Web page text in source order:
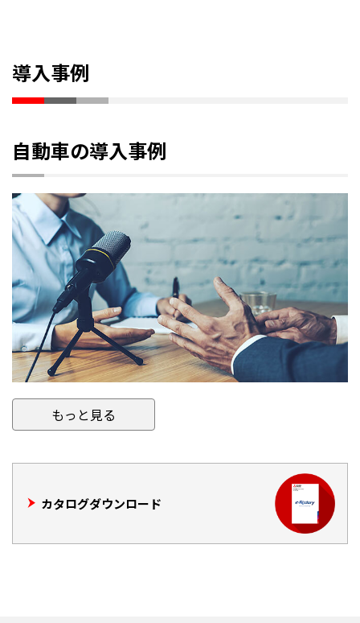
導入事例
自動車の導入事例
もっと見る
カタログダウンロード